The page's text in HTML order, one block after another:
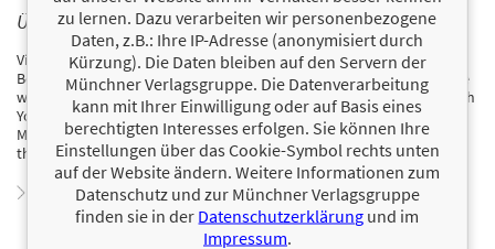
ÜBER VICKI ROBIN
Vicki Robin ist Bestsellerautorin und Rednerin. Sie unterstützt
Bewegungen, die der Umwelt und der Wirtschaft zugute kommen. Sie
war bereits Gast in unzähligen Fernseh- und Radioshows und ihr Buch
Your Money or your Life wurde in weit über 100 Zeitungen und
Magazinen rezensiert. Zudem verfasste sie das Erfolgsbuch Blessing
the Hands that feed us.
Zum Profil von Vicki Robin
zu lernen. Dazu verarbeiten wir personenbezogene
Daten, z.B.: Ihre IP-Adresse (anonymisiert durch
Kürzung). Die Daten bleiben auf den Servern der
Münchner Verlagsgruppe. Die Datenverarbeitung
kann mit Ihrer Einwilligung oder auf Basis eines
berechtigten Interesses erfolgen. Sie können Ihre
Einstellungen über das Cookie-Symbol rechts unten
auf der Website ändern. Weitere Informationen zum
Datenschutz und zur Münchner Verlagsgruppe
finden sie in der Datenschutzerklärung und im
Impressum.